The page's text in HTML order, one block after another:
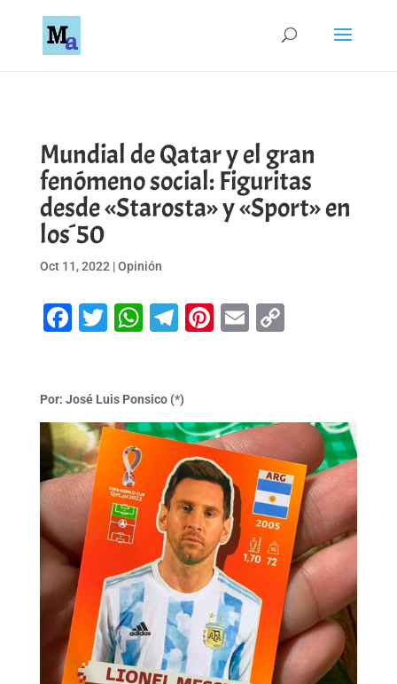
Mundial de Qatar y el gran
fenómeno social: Figuritas
desde «Starosta» y «Sport» en
los´50
Oct 11, 2022 |Opinión
Facebook
Twitter
WhatsApp
Telegram
Pinterest
EmailCopy
Por: José Luis Ponsico (*)